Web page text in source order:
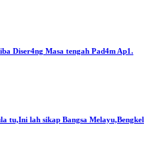
Diser4ng Masa tengah Pad4m Ap1.
tu,Ini lah sikap Bangsa Melayu,Bengkel